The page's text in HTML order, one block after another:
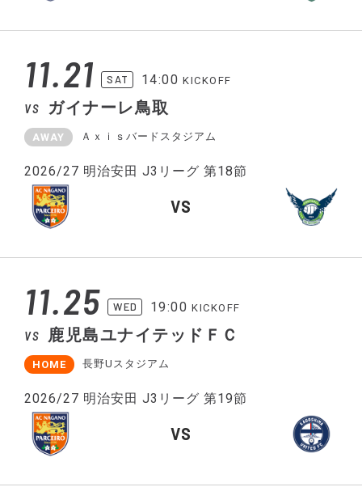
11.21 SAT 14:00 KICKOFF
VS ガイナーレ鳥取
AWAY Ａｘｉｓバードスタジアム
2026/27 明治安田 J3リーグ 第18節
VS
11.25 WED 19:00 KICKOFF
VS 鹿児島ユナイテッドＦＣ
HOME 長野Uスタジアム
2026/27 明治安田 J3リーグ 第19節
VS